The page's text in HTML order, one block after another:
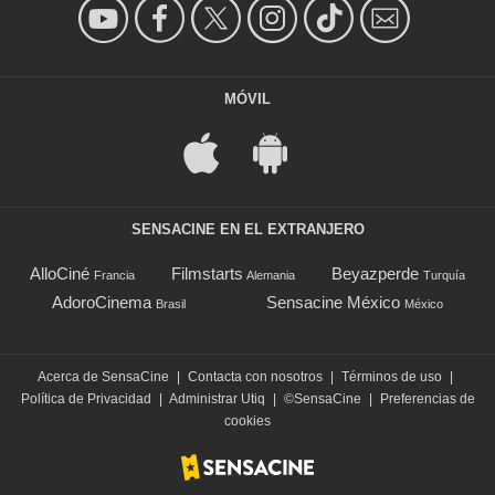
MÓVIL
SENSACINE EN EL EXTRANJERO
AlloCiné Francia Filmstarts Alemania Beyazperde Turquía
AdoroCinema Brasil Sensacine México México
Acerca de SensaCine Contacta con nosotros Términos de uso
Política de Privacidad
Administrar Utiq ©SensaCine
Preferencias de
cookies